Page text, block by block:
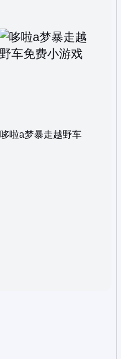
哆啦a梦暴走越野车